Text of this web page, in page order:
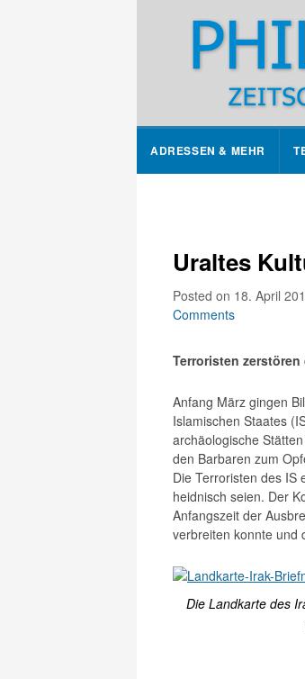
ADRESSEN & MEHR
Uraltes
Posted on 18. April
Comments
Terroristen
Anfang März gingen
Islamischen Staates
archäologische
den Barbaren zum
Die Terroristen des IS
heidnisch seien. Der
Anfangszeit der
verbreiten konnte und
Die Landkarte des